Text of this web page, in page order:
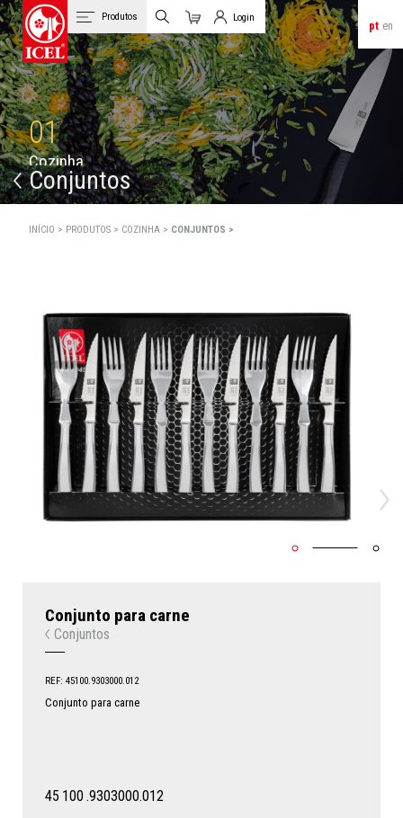
pt en
Produtos
Carrinho
Login
Login de Clientes
01
Cozinha
Conjuntos
INÍCIO > PRODUTOS > COZINHA > CONJUNTOS >
Conjunto para carne
Conjuntos
REF: 45100.9303000.012
Conjunto para carne
45 100 .9303000.012